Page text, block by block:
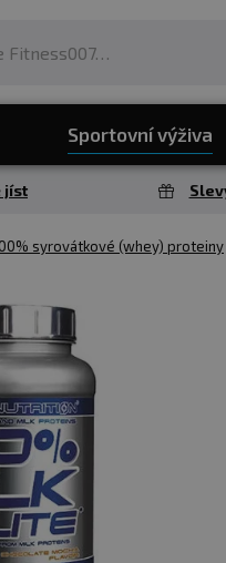
Sportovní výživa
jíst
syrovátkové (whey) proteiny